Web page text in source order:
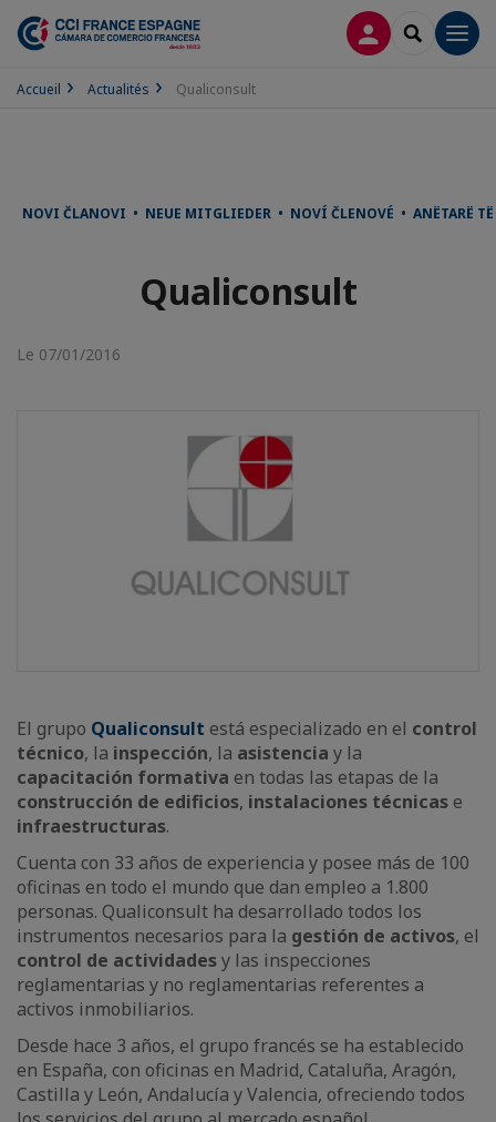
CONNEXION
Accueil Actualités Qualiconsult
NOVI ČLANOVI • NEUE MITGLIEDER • NOVÍ ČLENOVÉ •
Qualiconsult
Le 07/01/2016
El grupo Qualiconsult está especializado en el control
técnico, la inspección, la asistencia y la
capacitación formativa en todas las etapas de la
construcción de edificios, instalaciones técnicas e
infraestructuras.
Cuenta con 33 años de experiencia y posee más de 100
oficinas en todo el mundo que dan empleo a 1.800
personas. Qualiconsult ha desarrollado todos los
instrumentos necesarios para la gestión de activos, el
control de actividadesy las inspecciones
reglamentarias y no reglamentarias referentes a
activos inmobiliarios.
Desde hace 3 años, el grupo francés se ha establecido
en España, con oficinas en Madrid, Cataluña, Aragón,
Castilla y León, Andalucía y Valencia, ofreciendo todos